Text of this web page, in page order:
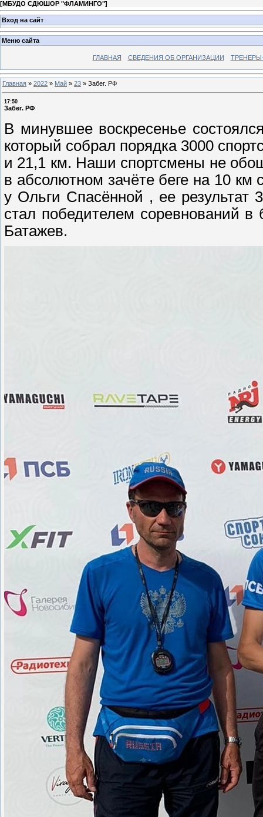
[МБУДО СДЮШОР "ФЛАМИНГО"]
Вход на сайт
Меню сайта
ГЛАВНАЯ СВЕДЕНИЯ ОБ ОРГАНИЗАЦИИ
Главная » 2022 » Май » 23 » Забег. РФ
17:50
Забег. РФ
В минувшее воскресенье
который собрал порядка 3000
и 21,1 км. Наши спортсмены не
в абсолютном зачёте беге на 10
у Ольги Спасённой , ее результат
стал победителем соревнований
Батажев.